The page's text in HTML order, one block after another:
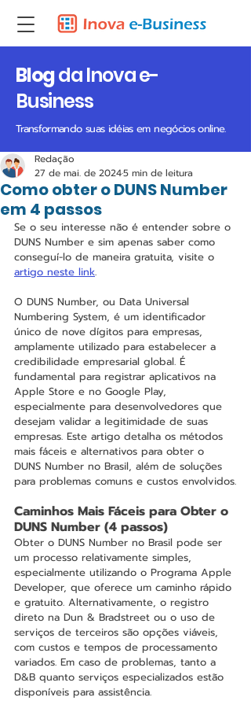
Blogda Inova e-
Business
Transformando suas idéias em negócios online.
Como obter o DUNS Number
em 4 passos
Redação
27 de mai. de 20245 min de leitura
Se o seu interesse não é entender sobre o
DUNS Number e sim apenas saber como
conseguí-lo de maneira gratuita, visite o
artigo neste link.
O DUNS Number, ou Data Universal
Numbering System, é um identificador
único de nove dígitos para empresas,
amplamente utilizado para estabelecer a
credibilidade empresarial global. É
fundamental para registrar aplicativos na
Apple Store e no Google Play,
especialmente para desenvolvedores que
desejam validar a legitimidade de suas
empresas. Este artigo detalha os métodos
mais fáceis e alternativos para obter o
DUNS Number no Brasil, além de soluções
para problemas comuns e custos envolvidos.
Caminhos Mais Fáceis para Obter o
DUNS Number (4 passos)
Obter o DUNS Number no Brasil pode ser
um processo relativamente simples,
especialmente utilizando o Programa Apple
Developer, que oferece um caminho rápido
e gratuito. Alternativamente, o registro
direto na Dun & Bradstreet ou o uso de
serviços de terceiros são opções viáveis,
com custos e tempos de processamento
variados. Em caso de problemas, tanto a
D&B quanto serviços especializados estão
disponíveis para assistência.